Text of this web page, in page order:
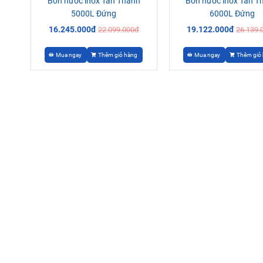
5000L Đứng
16.245.000đ 22.099.000đ
Mua ngay Thêm giỏ hàng
6000L Đứng
19.122.000đ
Mua ngay Thêm giỏ